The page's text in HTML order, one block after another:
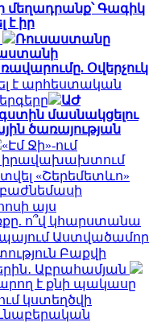
մեղադրանք՝ Գագիկ
է իր
Ռուսաստանը
Օվերչուկ
է արհեստական
ԱԺ
մասնակցելու
ծառայության
«Էմ Ջի»-ում
իրավախախտում
տվել «Շերեմետևո»
այս
ո՞վ կհարստանա
Աստվածամոր
Բաքվի
Աբրահամյան
է քնի պակասը
կստեղծվի